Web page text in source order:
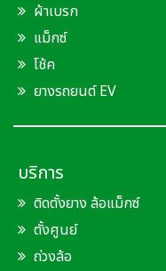
ผ้าเบรก
แม็กซ์
โช้ค
ยางรถยนต์ EV
บริการ
ติดตั้งยาง ล้อแม็กซ์
ตั้งศูนย์
ถ่วงล้อ